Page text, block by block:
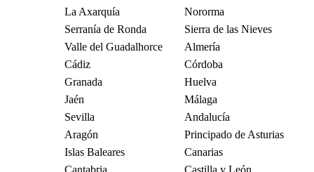
La Axarquía
Nororma
Serranía de Ronda
Sierra de las Nieves
Valle del Guadalhorce
Almería
Cádiz
Córdoba
Granada
Huelva
Jaén
Málaga
Sevilla
Andalucía
Aragón
Principado de Asturias
Islas Baleares
Canarias
Cantabria
Castilla y León